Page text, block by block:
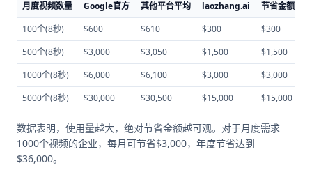
月度视频数量 Google官方 其他平台平均 laozhang.ai 节省金额
100个(8秒)
$600 $610 $300 $300
500个(8秒)
$3,000 $3,050 $1,500 $1,500
1000个(8秒)
$6,000 $6,100 $3,000 $3,000
5000个(8秒)
$30,000 $30,500 $15,000 $15,000
数据表明，使用量越大，绝对节省金额越可观。对于月度需求
1000个视频的企业，每月可节省$3,000，年度节省达到
$36,000。